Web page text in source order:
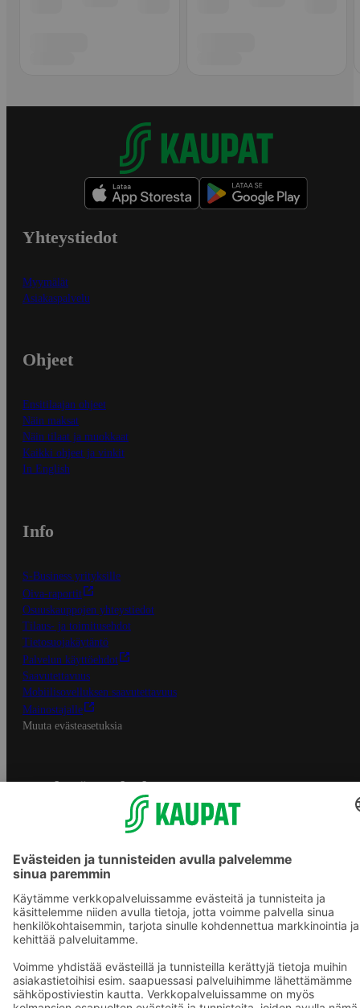
Yhteystiedot
Myymälät
Asiakaspalvelu
Ohjeet
Ensitilaajan ohjeet
Näin maksat
Näin tilaat ja muokkaat
Kaikki ohjeet ja vinkit
In English
Info
S-Business yrityksille
Oiva-raportit
Osuuskauppojen yhteystiedot
Tilaus- ja toimitusehdot
Tietosuojakäytäntö
Palvelun käyttöehdot
Saavutettavuus
Mobiilisovelluksen saavutettavuus
Mainostajalle
Muuta evästeasetuksia
S-ryhmän palvelut
Asiakasomistajuus
Yhteishyvä Ruoka -sovellus
Prisma.fi
Sokos.fi
S-Pankki
Sokos Hotels
Raflaamo